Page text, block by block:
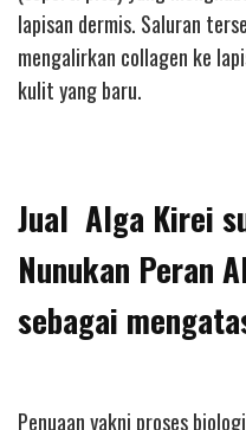
lapisan dermis. Saluran
mengalirkan collagen ke
kulit yang baru.
Jual Alga Kirei
Nunukan Peran
sebagai
Penuaan yakni proses